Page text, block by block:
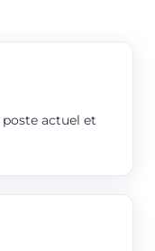
actuel et